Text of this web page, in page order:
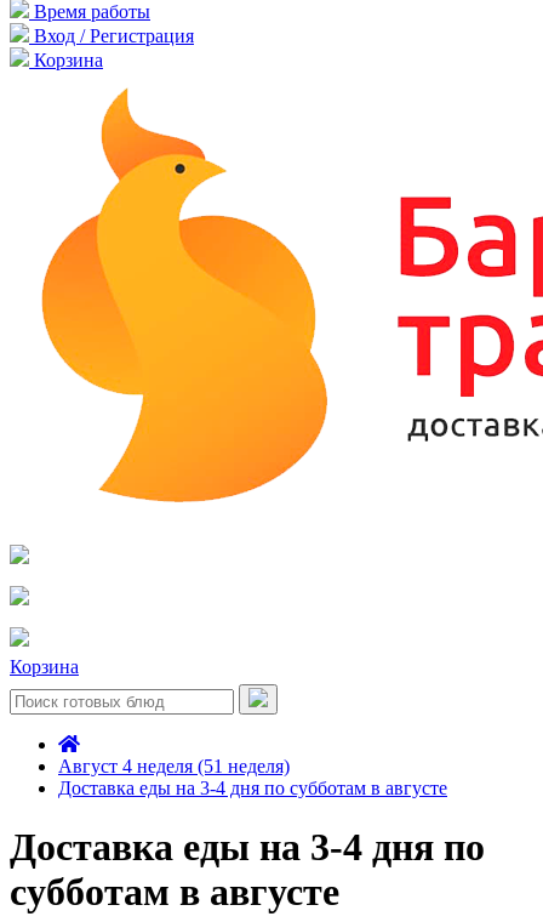
Время работы
Вход / Регистрация
Корзина
Корзина
Август 4 неделя (51 неделя)
Доставка еды на 3-4 дня по субботам в августе
Доставка еды на 3-4 дня по
субботам в августе